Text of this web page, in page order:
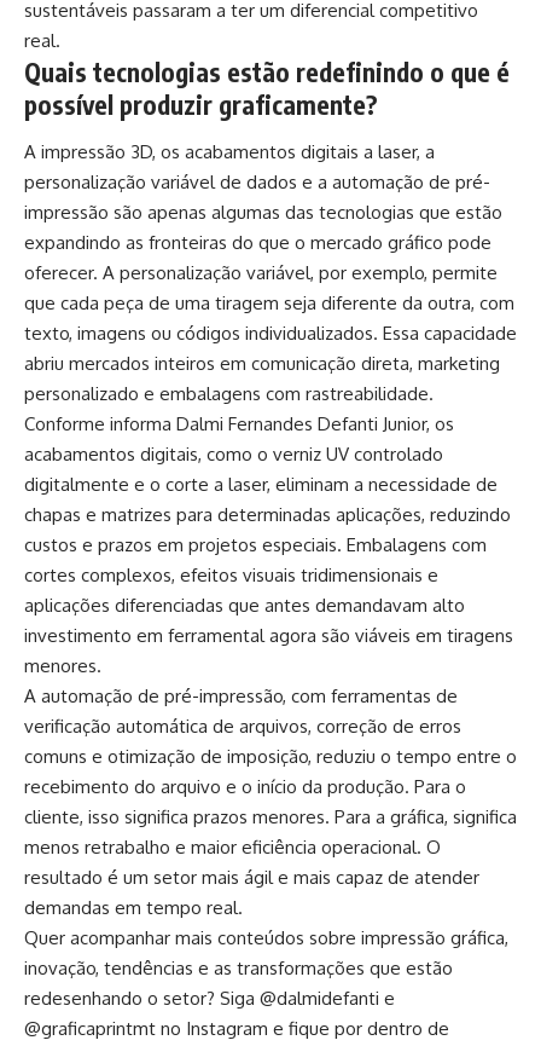
sustentáveis passaram a ter um diferencial competitivo
real.
Quais tecnologias estão redefinindo o que é
possível produzir graficamente?
A impressão 3D, os acabamentos digitais a laser, a
personalização variável de dados e a automação de pré-
impressão são apenas algumas das tecnologias que estão
expandindo as fronteiras do que o mercado gráfico pode
oferecer. A personalização variável, por exemplo, permite
que cada peça de uma tiragem seja diferente da outra, com
texto, imagens ou códigos individualizados. Essa capacidade
abriu mercados inteiros em comunicação direta, marketing
personalizado e embalagens com rastreabilidade.
Conforme informa Dalmi Fernandes Defanti Junior, os
acabamentos digitais, como o verniz UV controlado
digitalmente e o corte a laser, eliminam a necessidade de
chapas e matrizes para determinadas aplicações, reduzindo
custos e prazos em projetos especiais. Embalagens com
cortes complexos, efeitos visuais tridimensionais e
aplicações diferenciadas que antes demandavam alto
investimento em ferramental agora são viáveis em tiragens
menores.
A automação de pré-impressão, com ferramentas de
verificação automática de arquivos, correção de erros
comuns e otimização de imposição, reduziu o tempo entre o
recebimento do arquivo e o início da produção. Para o
cliente, isso significa prazos menores. Para a gráfica, significa
menos retrabalho e maior eficiência operacional. O
resultado é um setor mais ágil e mais capaz de atender
demandas em tempo real.
Quer acompanhar mais conteúdos sobre impressão gráfica,
inovação, tendências e as transformações que estão
redesenhando o setor? Siga @dalmidefanti e
@graficaprintmt no Instagram e fique por dentro de